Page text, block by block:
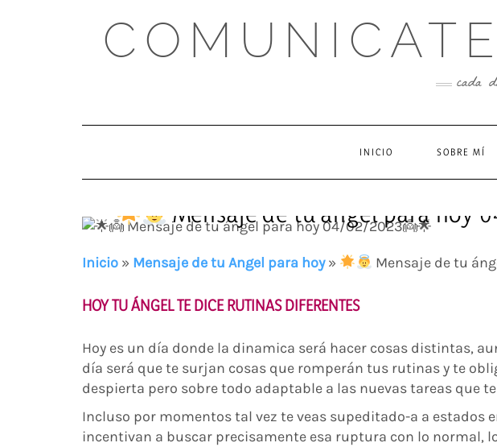
cada
INICIO SOBRE MÍ
Mensaje de tu ángel para hoy
Inicio » Mensaje de tu Angel para hoy» Mensaje de tu
HOY TU ÁNGEL TE DICE RUTINAS DIFERENTES
Hoy es un día donde la dinamica será hacer cosas distintas,
día será que te surjan cosas que romperán tus rutinas y te
despierta pero sobre todo adaptable a las nuevas tareas que
Incluso por momentos tal vez te veas supeditado-a a estados
incentivan a buscar precisamente esa ruptura con lo normal,